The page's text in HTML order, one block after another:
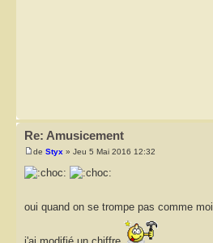
Re: Amusicement
de Styx » Jeu 5 Mai 2016 12:32
oui quand on se trompe pas comme moi